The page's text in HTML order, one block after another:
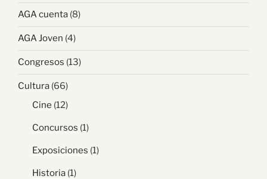
AGA cuenta (8)
AGA Joven (4)
Congresos (13)
Cultura (66)
Cine (12)
Concursos (1)
Exposiciones (1)
Historia (1)